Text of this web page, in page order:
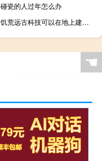
碰瓷的人过年怎么办
饥荒远古科技可以在地上建造吗
☚